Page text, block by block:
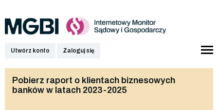
Utwórz konto Zaloguj się
Pobierz raport o klientach biznesowych
banków w latach 2023-2025